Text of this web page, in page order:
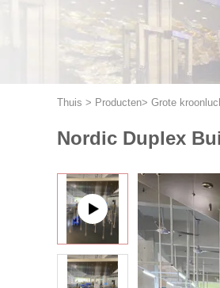
Thuis > Producten> Grote
Nordic Duplex